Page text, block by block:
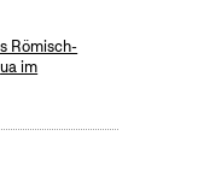
Römisch-
im